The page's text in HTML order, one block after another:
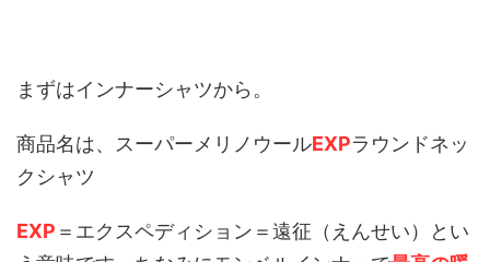
まずはインナーシャツから。
商品名は、スーパーメリノウールEXPラウンドネッ
クシャツ
EXP ＝エクスペディション＝遠征（えんせい）とい